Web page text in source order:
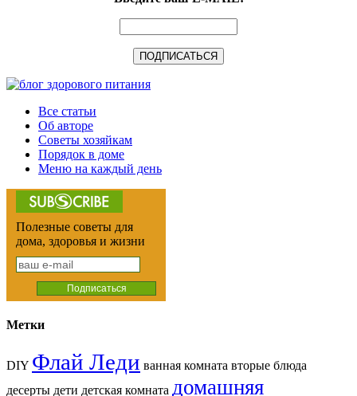
Все статьи
Об авторе
Советы хозяйкам
Порядок в доме
Меню на каждый день
Полезные советы для
дома, здоровья и жизни
Метки
DIY Флай Леди ванная комната вторые блюда
десерты дети детская комната домашняя